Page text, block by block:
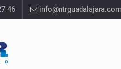
46 info@ntrguadalajara.com